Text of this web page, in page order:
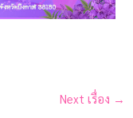
Next เรื่อง →